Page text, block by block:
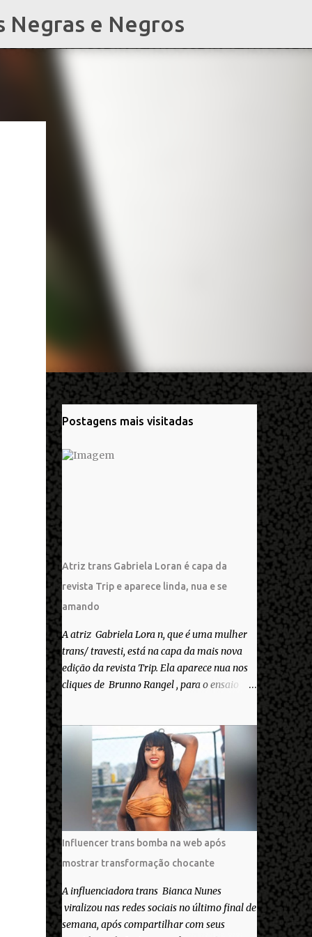
Negras e Negros
Postagens mais visitadas
Atriz trans Gabriela Loran é capa da
revista Trip e aparece linda, nua e se
amando
A atriz Gabriela Lora n, que é uma mulher
trans/ travesti, está na capa da mais nova
edição da revista Trip. Ela aparece nua nos
cliques de Brunno Rangel , para o ensaio
saiuuu!!! Muita felicidade e gratidão a toda
movimentação para que isso se tornasse
real. Agradeço aos lindos Bruno e Marcelo
por me convidarem para esse projeto
incrível, que fala acima de tudo sobre amor.
Todo carinho do mundo para a Dri da Trip
que foi a ponte disso tudo”, escreveu
Gabriela. Gabriela classificou a capa como
linda e a matéria que envolvem 180
histórias (e corpos nus) de gente que se
apaixonou pela própria pele – como
extraordinária. O Pele Projetc tem como
Influencer trans bomba na web após
mostrar transformação chocante
A influenciadora trans Bianca Nunes
viralizou nas redes sociais no último final de
semana, após compartilhar com seus